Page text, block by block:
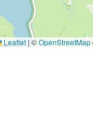
Leaflet | ©OpenStreetMap